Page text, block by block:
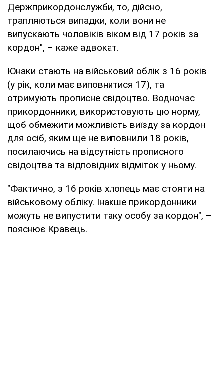
Держприкордонслужби, то, дійсно,
трапляються випадки, коли вони не
випускають чоловіків віком від 17 років за
кордон", – каже адвокат.
Юнаки стають на військовий облік з 16 років
(у рік, коли має виповнитися 17), та
отримують прописне свідоцтво. Водночас
прикордонники, використовують цю норму,
щоб обмежити можливість виїзду за кордон
для осіб, яким ще не виповнили 18 років,
посилаючись на відсутність прописного
свідоцтва та відповідних відміток у ньому.
"Фактично, з 16 років хлопець має стояти на
військовому обліку. Інакше прикордонники
можуть не випустити таку особу за кордон", –
пояснює Кравець.